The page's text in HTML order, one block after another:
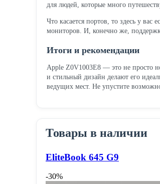
для людей, которые много
Что касается портов, то здесь у
мониторов. И, конечно же,
Итоги и рекомендации
Apple Z0V1003E8 — это не просто
и стильный дизайн делают его
ведущих мест. Не упустите
Товары в наличии
EliteBook 645 G9
-30%